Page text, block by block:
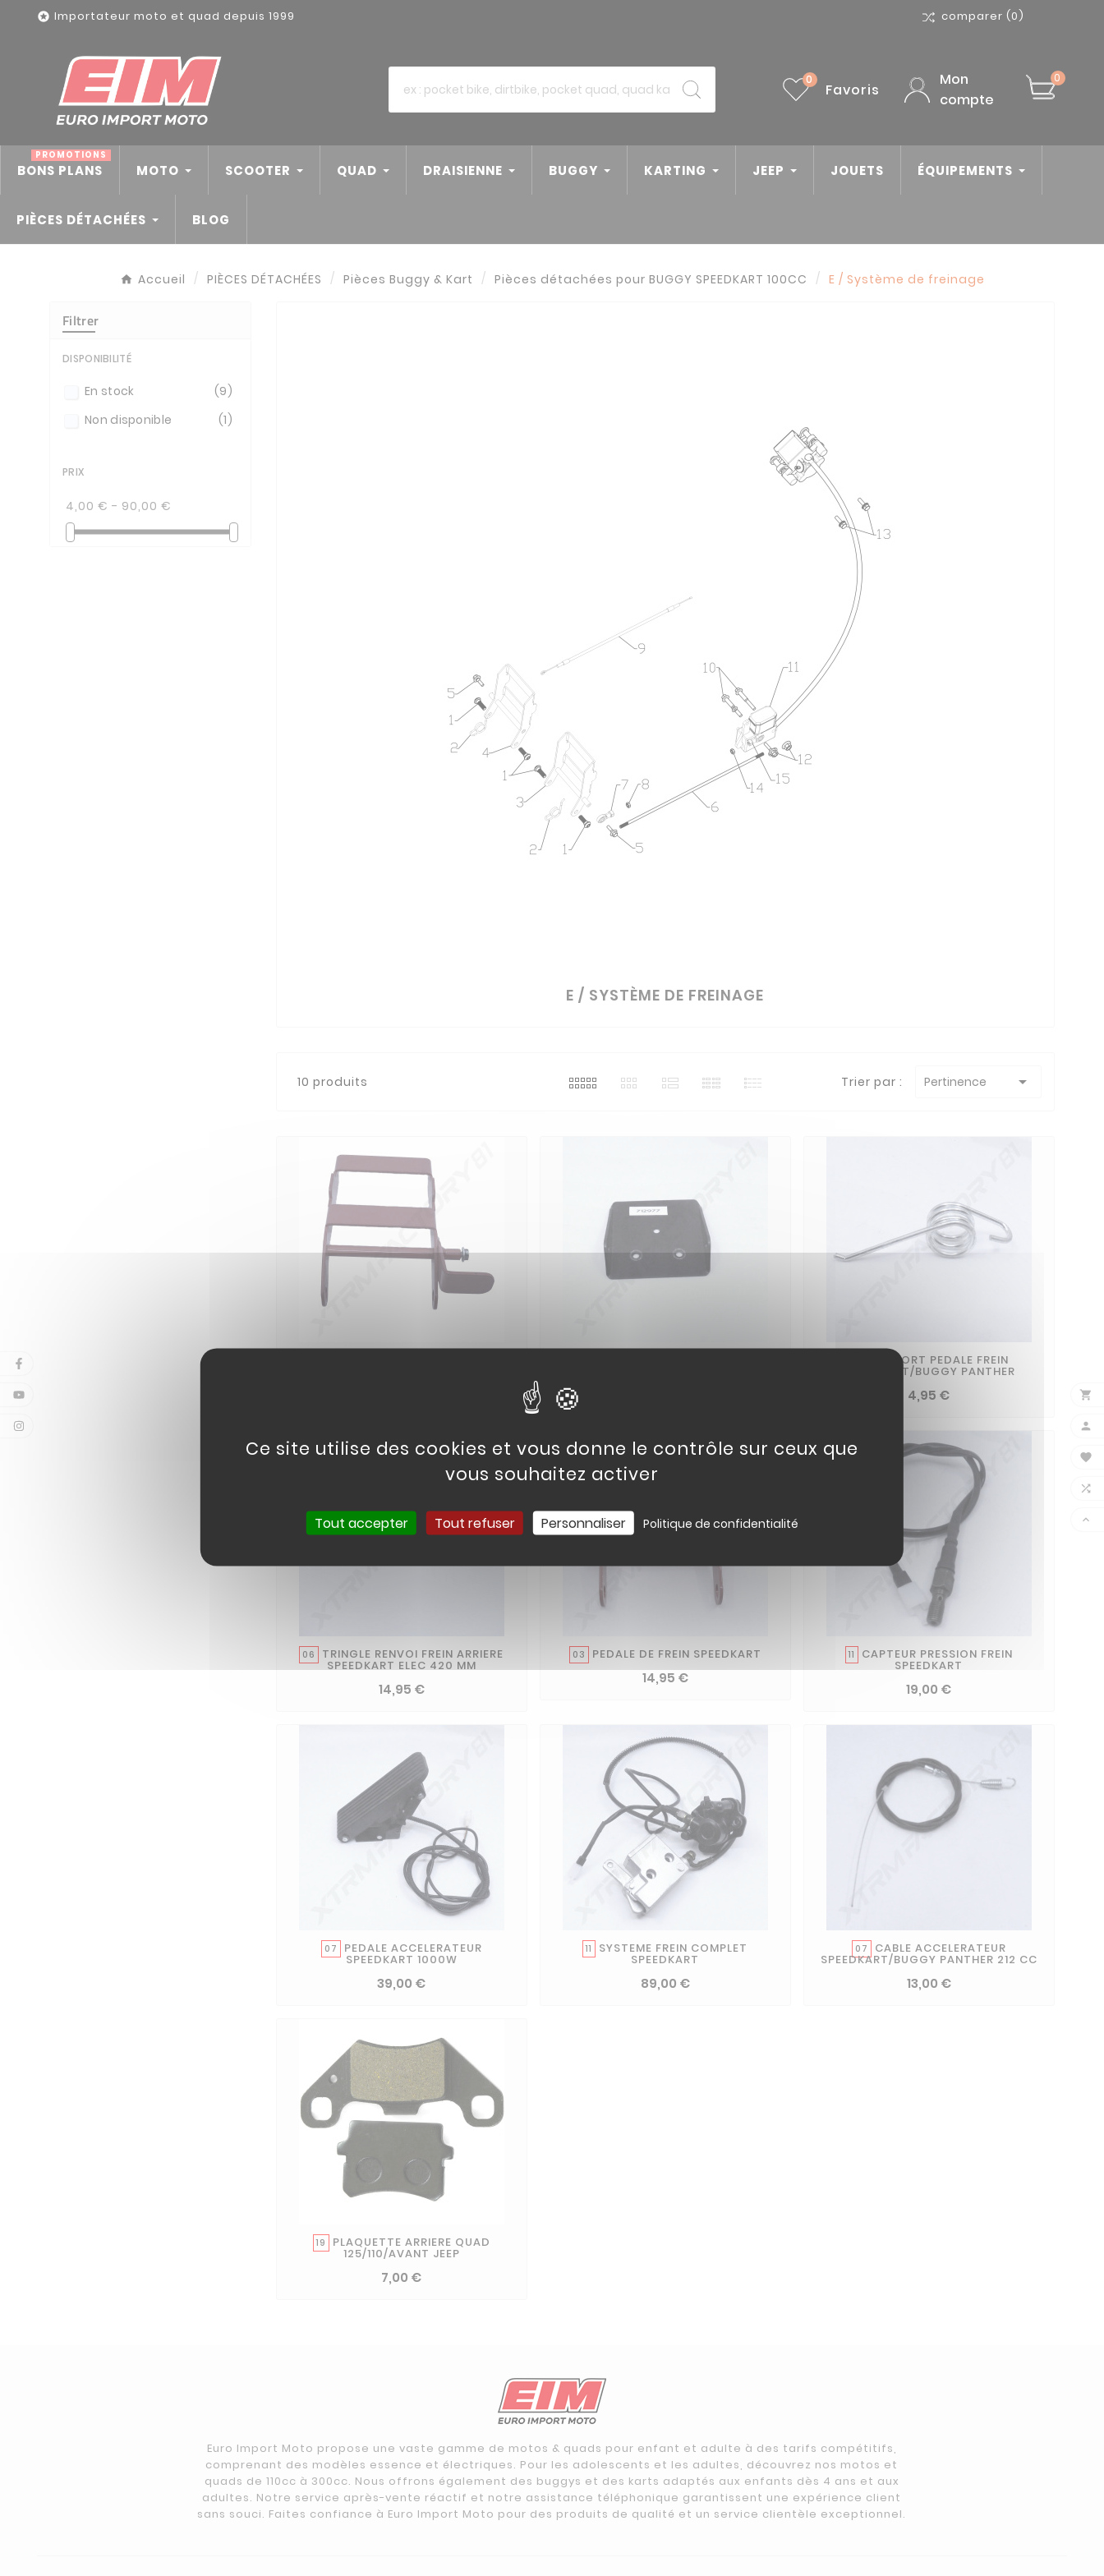
 Importateur moto et quad depuis 1999 comparer (0)
Favoris
0
Mon
compte
0
BONS PLANS
PROMOTIONS
MOTO SCOOTER QUAD DRAISIENNE BUGGY KARTING JEEP JOUETS ÉQUIPEMENTS
PIÈCES DÉTACHÉES BLOG
Accueil PIÈCES DÉTACHÉES Pièces Buggy & Kart Pièces détachées pour BUGGY SPEEDKART 100CC E / Système de freinage
Filtrer
DISPONIBILITÉ
En stock
(9)
Non disponible
(1)
PRIX
4,00 € - 90,00 €
E / SYSTÈME DE FREINAGE
10 produits Trier par : Pertinence 
RESSORT PEDALE FREIN
SPEEDKART/BUGGY PANTHER
4,95 €
06 TRINGLE RENVOI FREIN ARRIERE
SPEEDKART ELEC 420 MM
14,95 €
03 PEDALE DE FREIN SPEEDKART
14,95 €
11 CAPTEUR PRESSION FREIN
SPEEDKART
19,00 €
07 PEDALE ACCELERATEUR
SPEEDKART 1000W
39,00 €
11 SYSTEME FREIN COMPLET
SPEEDKART
89,00 €
07 CABLE ACCELERATEUR
SPEEDKART/BUGGY PANTHER 212 CC
13,00 €
19 PLAQUETTE ARRIERE QUAD
125/110/AVANT JEEP
7,00 €
Euro Import Moto propose une vaste gamme de motos & quads pour enfant et adulte à des tarifs compétitifs,
comprenant des modèles essence et électriques. Pour les adolescents et les adultes, découvrez nos motos et
quads de 110cc à 300cc. Nous offrons également des buggys et des karts adaptés aux enfants dès 4 ans et aux
adultes. Notre service après-vente réactif et notre assistance téléphonique garantissent une expérience client
sans souci. Faites confiance à Euro Import Moto pour des produits de qualité et un service clientèle exceptionnel.





Panneau de gestion des cookies
Ce site utilise des cookies et vous donne le contrôle sur ceux que
vous souhaitez activer
Tout accepter Tout refuser Personnaliser Politique de confidentialité